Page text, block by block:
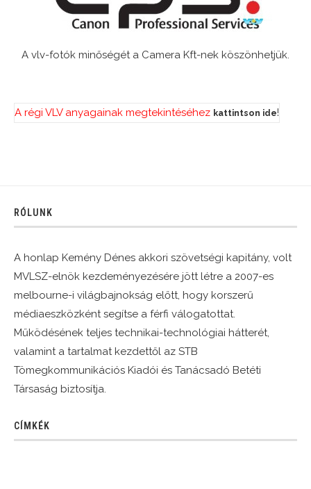
A vlv-fotók minőségét a Camera Kft-nek köszönhetjük.
A régi VLV anyagainak megtekintéséhez kattintson ide!
RÓLUNK
A honlap Kemény Dénes akkori szövetségi kapitány, volt
MVLSZ-elnök kezdeményezésére jött létre a 2007-es
melbourne-i világbajnokság előtt, hogy korszerű
médiaeszközként segítse a férfi válogatottat.
Működésének teljes technikai-technológiai hátterét,
valamint a tartalmat kezdettől az STB
Tömegkommunikációs Kiadói és Tanácsadó Betéti
Társaság biztosítja.
CÍMKÉK